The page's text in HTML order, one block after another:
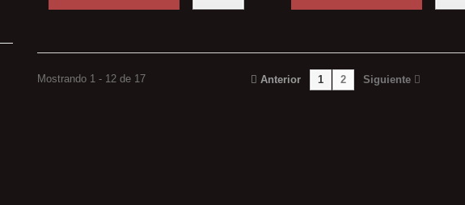
Anterior 1 2 Siguiente
Mostrando 1 - 12 de 17